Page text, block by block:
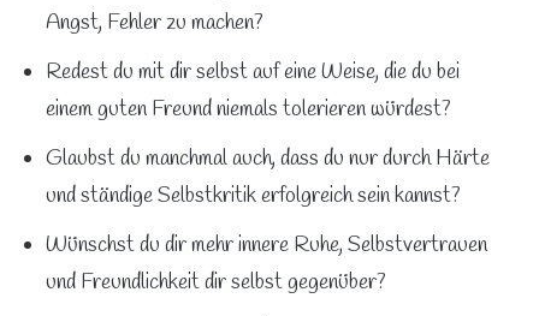
Angst, Fehler zu machen?
Redest du mit dir selbst auf eine Weise, die du bei
einem guten Freund niemals tolerieren würdest?
Glaubst du manchmal auch, dass du nur durch Härte
und ständige Selbstkritik erfolgreich sein kannst?
Wünschst du dir mehr innere Ruhe, Selbstvertrauen
und Freundlichkeit dir selbst gegenüber?